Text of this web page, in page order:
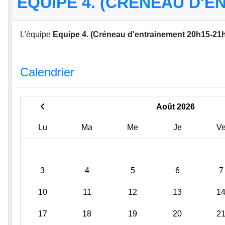
L'équipe Equipe 4. (Créneau d'entrainement 20h15-
Calendrier
Août 2026
Lu Ma Me Je
3 4 5 6 7
10 11 12 13 14
17 18 19 20 21